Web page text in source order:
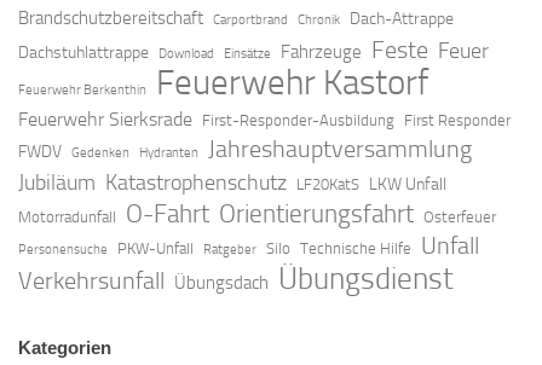
Brandschutzbereitschaft Carportbrand Chronik
Dach-Attrappe
Dachstuhlattrappe
Download Einsätze Fahrzeuge Feste Feuer
Feuerwehr Berkenthin Feuerwehr Kastorf
Feuerwehr Sierksrade First-Responder-Ausbildung First Responder
FWDV Gedenken Hydranten Jahreshauptversammlung
Jubiläum Katastrophenschutz LF20KatS LKW Unfall
Motorradunfall O-Fahrt Orientierungsfahrt Osterfeuer
Personensuche PKW-Unfall Ratgeber Silo Technische Hilfe Unfall
Verkehrsunfall Übungsdach Übungsdienst
Kategorien